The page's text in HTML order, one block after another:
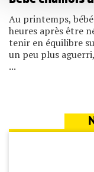
ou qu'ils ont
services.
Au printemps,
heures après être
tenir en équilibre
un peu plus
...